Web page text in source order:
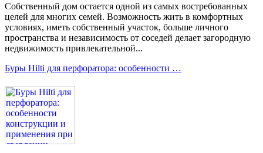
Собственный дом остается одной из самых востребованных
целей для многих семей. Возможность жить в комфортных
условиях, иметь собственный участок, больше личного
пространства и независимость от соседей делает загородную
недвижимость привлекательной...
Буры Hilti для перфоратора: особенности …